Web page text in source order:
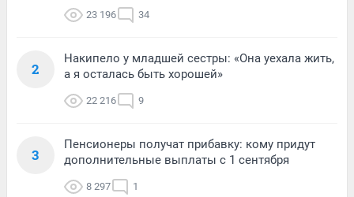
23 196 34
2
Накипело у младшей сестры: «Она уехала жить,
а я осталась быть хорошей»
22 216 9
3
Пенсионеры получат прибавку: кому придут
дополнительные выплаты с 1 сентября
8 297 1